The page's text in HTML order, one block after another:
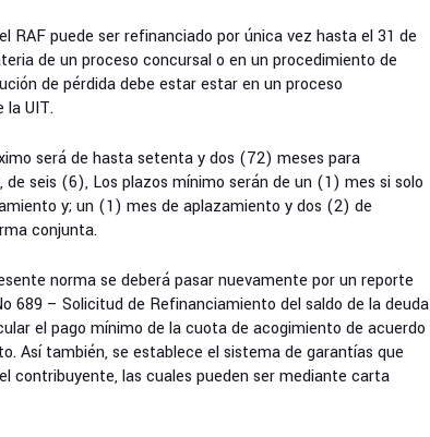
RAF puede ser refinanciado por única vez hasta el 31 de
de un proceso concursal o en un procedimiento de
de pérdida debe estar estar en un proceso
la UIT.
será de hasta setenta y dos (72) meses para
seis (6), Los plazos mínimo serán de un (1) mes si solo
y; un (1) mes de aplazamiento y dos (2) de
conjunta.
norma se deberá pasar nuevamente por un reporte
689 – Solicitud de Refinanciamiento del saldo de la deuda
el pago mínimo de la cuota de acogimiento de acuerdo
Así también, se establece el sistema de garantías que
contribuyente, las cuales pueden ser mediante carta